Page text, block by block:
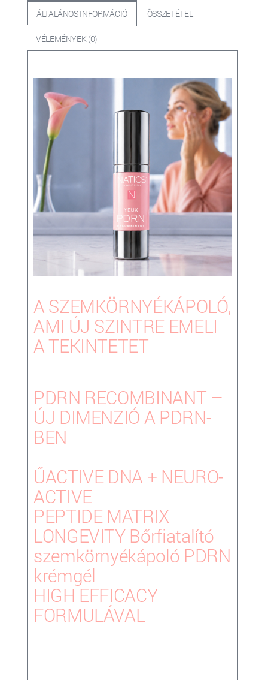
ÁLTALÁNOS INFORMÁCIÓ ÖSSZETÉTEL
VÉLEMÉNYEK (0)
A SZEMKÖRNYÉKÁPOLÓ,
AMI ÚJ SZINTRE EMELI
A TEKINTETET
PDRN RECOMBINANT –
ÚJ DIMENZIÓ A PDRN-
BEN
ŰACTIVE DNA + NEURO-
ACTIVE
PEPTIDE MATRIX
LONGEVITY Bőrfiatalító
szemkörnyékápoló PDRN
krémgél
HIGH EFFICACY
FORMULÁVAL